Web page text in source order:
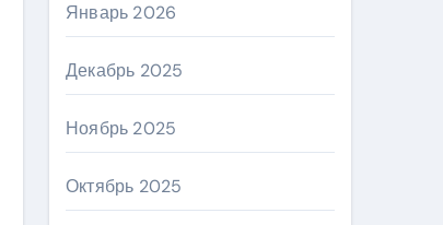
Январь 2026
Декабрь 2025
Ноябрь 2025
Октябрь 2025